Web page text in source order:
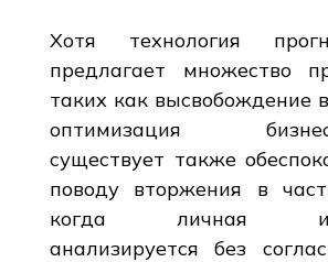
Хотя технология
предлагает множество
таких как высвобождение
оптимизация бизнес-
существует также
поводу вторжения в
когда личная
анализируется без